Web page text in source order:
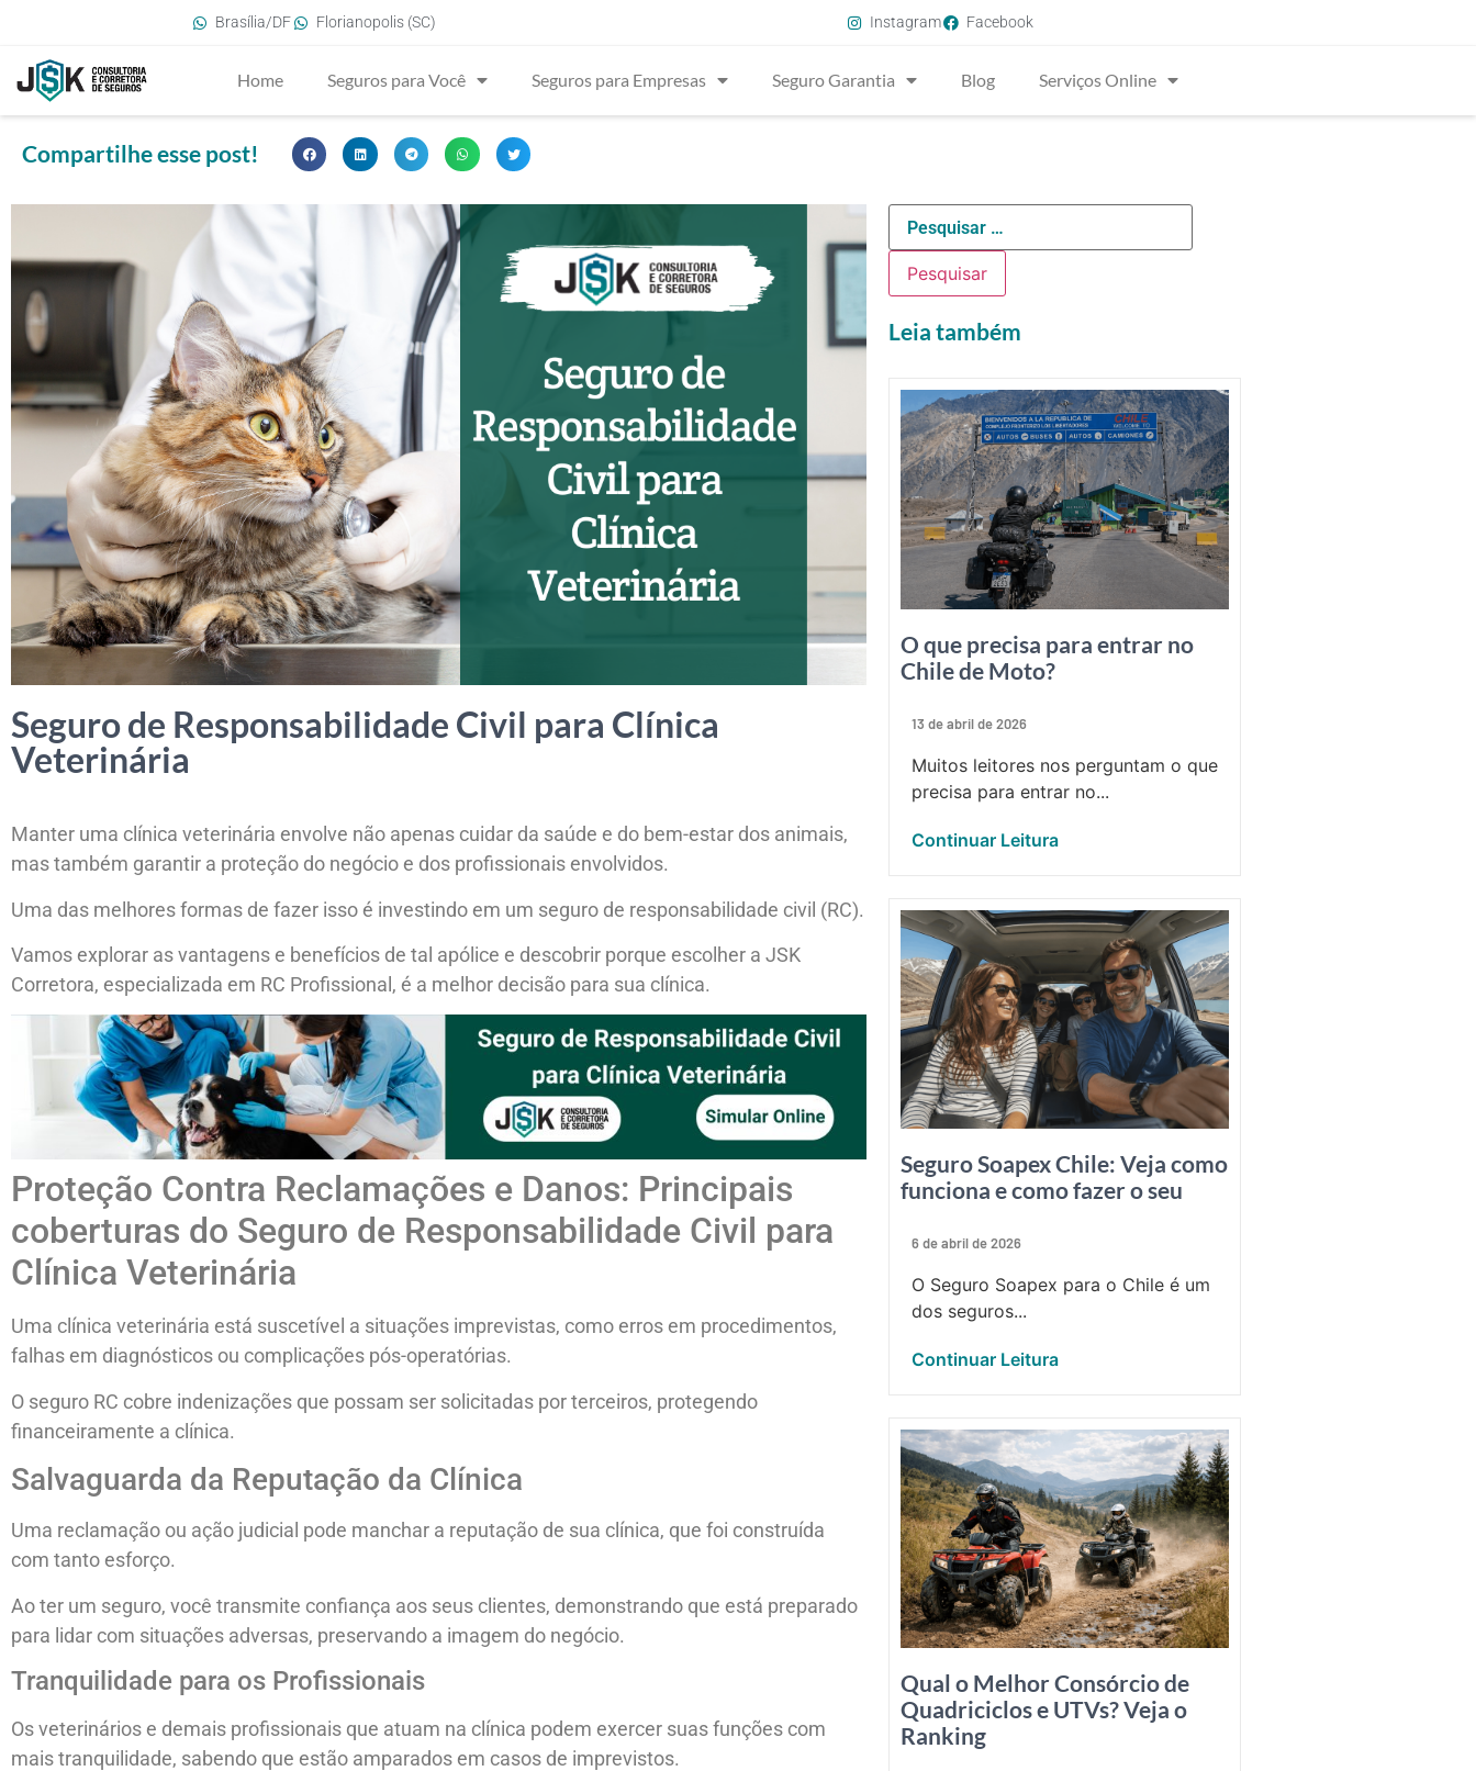
Brasília/DF Florianopolis (SC) Instagram Facebook
Home Seguros para Você Seguros para Empresas Seguro Garantia Blog Serviços Online
Compartilhe esse post!
Seguro de Responsabilidade Civil para Clínica
Veterinária
Manter uma clínica veterinária envolve não apenas cuidar da saúde e do bem-estar dos animais,
mas também garantir a proteção do negócio e dos profissionais envolvidos.
Uma das melhores formas de fazer isso é investindo em um seguro de responsabilidade civil (RC).
Vamos explorar as vantagens e benefícios de tal apólice e descobrir porque escolher a JSK
Corretora, especializada em RC Profissional, é a melhor decisão para sua clínica.
Proteção Contra Reclamações e Danos: Principais
coberturas do Seguro de Responsabilidade Civil para
Clínica Veterinária
Uma clínica veterinária está suscetível a situações imprevistas, como erros em procedimentos,
falhas em diagnósticos ou complicações pós-operatórias.
O seguro RC cobre indenizações que possam ser solicitadas por terceiros, protegendo
financeiramente a clínica.
Salvaguarda da Reputação da Clínica
Uma reclamação ou ação judicial pode manchar a reputação de sua clínica, que foi construída
com tanto esforço.
Ao ter um seguro, você transmite confiança aos seus clientes, demonstrando que está preparado
para lidar com situações adversas, preservando a imagem do negócio.
Tranquilidade para os Profissionais
Os veterinários e demais profissionais que atuam na clínica podem exercer suas funções com
mais tranquilidade, sabendo que estão amparados em casos de imprevistos.
Leia também
O que precisa para entrar no
Chile de Moto?
13 de abril de 2026
Muitos leitores nos perguntam o que
precisa para entrar no...
Continuar Leitura
Seguro Soapex Chile: Veja como
funciona e como fazer o seu
6 de abril de 2026
O Seguro Soapex para o Chile é um
dos seguros...
Continuar Leitura
Qual o Melhor Consórcio de
Quadriciclos e UTVs? Veja o
Ranking